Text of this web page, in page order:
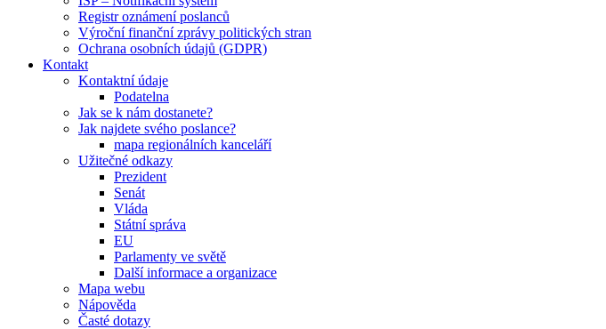
Registr oznámení poslanců
Výroční finanční zprávy politických stran
Ochrana osobních údajů (GDPR)
Kontakt
Kontaktní údaje
Podatelna
Jak se k nám dostanete?
Jak najdete svého poslance?
mapa regionálních kanceláří
Užitečné odkazy
Prezident
Senát
Vláda
Státní správa
EU
Parlamenty ve světě
Další informace a organizace
Mapa webu
Nápověda
Časté dotazy